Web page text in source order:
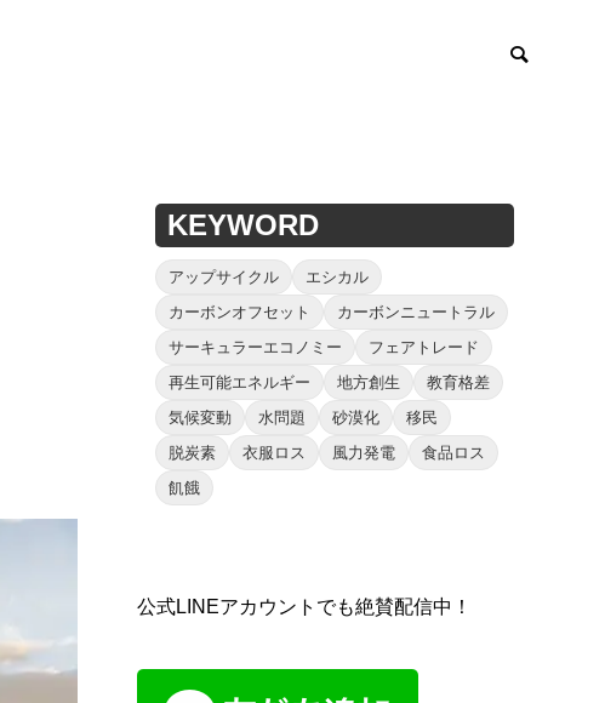
KEYWORD
アップサイクル
エシカル
カーボンオフセット
カーボンニュートラル
サーキュラーエコノミー
フェアトレード
再生可能エネルギー
地方創生
教育格差
気候変動
水問題 砂漠化
移民
脱炭素
衣服ロス 風力発電
食品ロス
飢餓
公式LINEアカウントでも絶賛配信中！